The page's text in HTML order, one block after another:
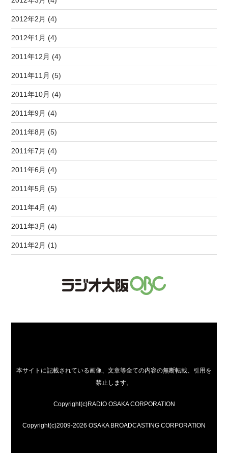
2012年2月 (4)
2012年1月 (4)
2011年12月 (4)
2011年11月 (5)
2011年10月 (4)
2011年9月 (4)
2011年8月 (5)
2011年7月 (4)
2011年6月 (4)
2011年5月 (5)
2011年4月 (4)
2011年3月 (4)
2011年2月 (1)
本サイトに記載されている画像、文章等全ての内容の無断転載、引用を
禁止します。
Copyright(c)RADIO OSAKA CORPORATION
Copyright(c)2009-2026 OSAKA BROADCASTING CORPORATION